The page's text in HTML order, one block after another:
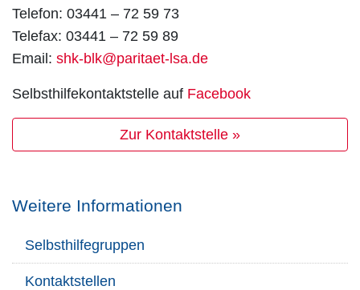
Telefon: 03441 – 72 59 73
Telefax: 03441 – 72 59 89
Email: shk-blk@paritaet-lsa.de
Selbsthilfekontaktstelle auf Facebook
Zur Kontaktstelle »
Weitere Informationen
Selbsthilfegruppen
Kontaktstellen